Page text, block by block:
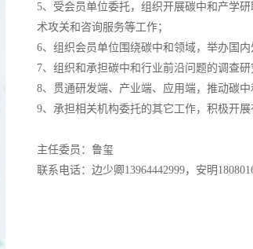
5、受会员单位委托，组织开展碳中和产学
术攻关和咨询服务等工作；
6、组织会员单位围绕碳中和领域，举办国
7、组织和承担碳中和行业前沿问题的调查
8、贯通研发端、产业端、应用端，推动碳
9、承担相关机构委托的其它工作，积极开展
主任委员：鲁玺
联系电话：边少卿13964442999，安明